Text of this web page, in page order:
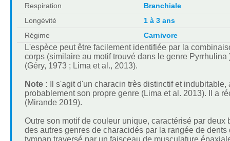
Respiration
Branchiale
Longévité
1 à 3 ans
Régime
Carnivore
L'espèce peut être facilement identifiée par la
corps (similaire au motif trouvé dans le genre
(Géry, 1973 ; Lima et al., 2013).
Note :
Il s'agit d'un characin très distinctif et
probablement son propre genre (Lima et al. 2013). Il a
(Mirande 2019).
Outre son motif de couleur unique, caractérisé par
des autres genres de characidés par la rangée de
tympan traversé par un faisceau de musculature